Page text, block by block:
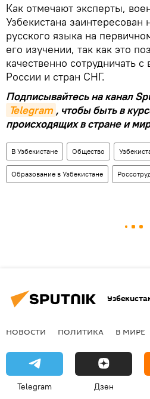
Как отмечают эксперты,
Узбекистана заинтересован
русского языка на
его изучении, так как это
качественно сотрудничать
России и стран СНГ.
Подписывайтесь на канал
Telegram , чтобы быть в
происходящих в стране и
В Узбекистане Общество
Образование в Узбекистане
НОВОСТИ ПОЛИТИКА В МИРЕ
Telegram Дзен